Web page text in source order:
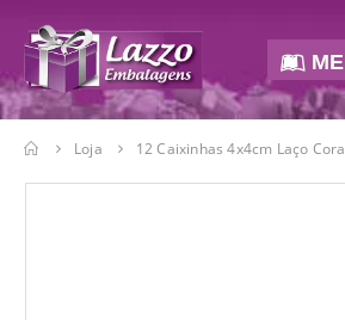
Loja 12 Caixinhas 4x4cm Laço